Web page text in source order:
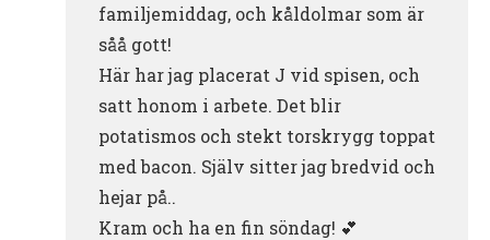
familjemiddag, och kåldolmar som är
såå gott!
Här har jag placerat J vid spisen, och
satt honom i arbete. Det blir
potatismos och stekt torskrygg toppat
med bacon. Själv sitter jag bredvid och
hejar på..
Kram och ha en fin söndag! 💕